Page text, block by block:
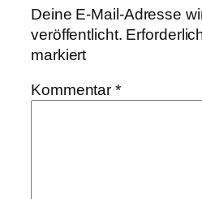
Deine E-Mail-Adresse
veröffentlicht.
markiert
Kommentar*